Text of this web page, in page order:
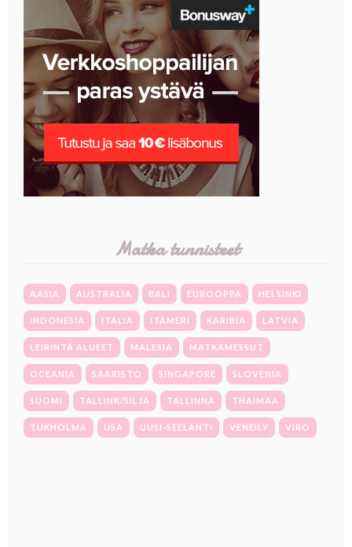
Matka tunnisteet
AASIA AUSTRALIA BALI EUROOPPA HELSINKI
INDONESIA ITALIA ITÄMERI KARIBIA LATVIA
LEIRINTÄ ALUEET MALESIA MATKAMESSUT
OCEANIA SAARISTO SINGAPORE SLOVENIA
SUOMI TALLINK/SILJA TALLINNA THAIMAA
TUKHOLMA USA UUSI-SEELANTI VENEILY VIRO